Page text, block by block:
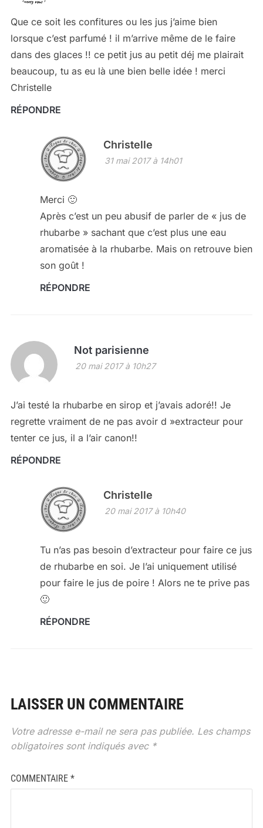
Que ce soit les confitures ou les jus j’aime bien
lorsque c’est parfumé ! il m’arrive même de le faire
dans des glaces !! ce petit jus au petit déj me plairait
beaucoup, tu as eu là une bien belle idée ! merci
Christelle
RÉPONDRE
Christelle
31 mai 2017 à 14h01
Merci 🙂
Après c’est un peu abusif de parler de « jus de
rhubarbe » sachant que c’est plus une eau
aromatisée à la rhubarbe. Mais on retrouve bien
son goût !
RÉPONDRE
Not parisienne
20 mai 2017 à 10h27
J’ai testé la rhubarbe en sirop et j’avais adoré!! Je
regrette vraiment de ne pas avoir d »extracteur pour
tenter ce jus, il a l’air canon!!
RÉPONDRE
Christelle
20 mai 2017 à 10h40
Tu n’as pas besoin d’extracteur pour faire ce jus
de rhubarbe en soi. Je l’ai uniquement utilisé
pour faire le jus de poire ! Alors ne te prive pas
🙂
RÉPONDRE
LAISSER UN COMMENTAIRE
Votre adresse e-mail ne sera pas publiée. Les champs
obligatoires sont indiqués avec *
COMMENTAIRE *